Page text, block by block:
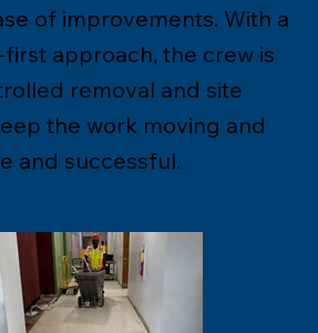
of improvements. With a
approach, the crew is
removal and site
the work moving and
and successful.